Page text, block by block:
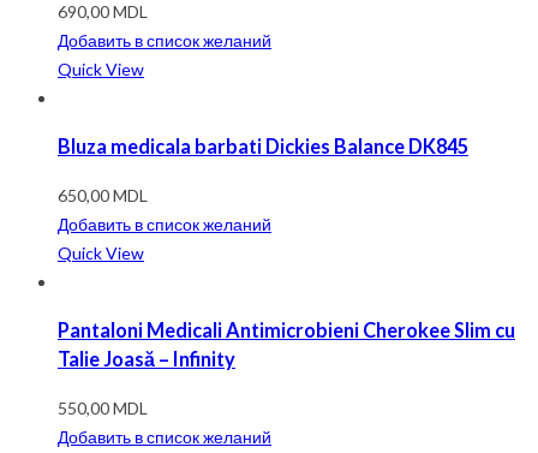
690,00MDL
Добавить в список желаний
Quick View
Bluza medicala barbati Dickies Balance DK845
650,00MDL
Добавить в список желаний
Quick View
Pantaloni Medicali Antimicrobieni Cherokee Slim cu
Talie Joasă – Infinity
550,00MDL
Добавить в список желаний